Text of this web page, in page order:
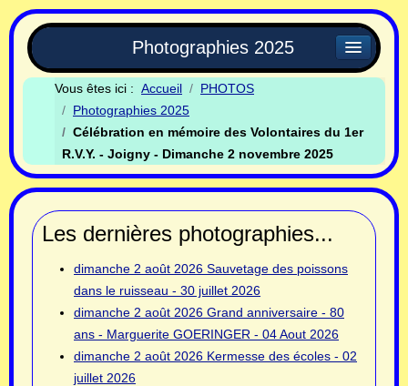
Photographies 2025
Vous êtes ici : Accueil
PHOTOS
Photographies 2025
Célébration en mémoire des Volontaires du 1er
R.V.Y. - Joigny - Dimanche 2 novembre 2025
Les dernières photographies...
dimanche 2 août 2026 Sauvetage des poissons
dans le ruisseau - 30 juillet 2026
dimanche 2 août 2026 Grand anniversaire - 80
ans - Marguerite GOERINGER - 04 Aout 2026
dimanche 2 août 2026 Kermesse des écoles - 02
juillet 2026